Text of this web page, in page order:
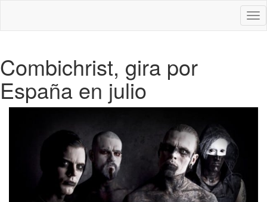
Combichrist, gira por
España en julio